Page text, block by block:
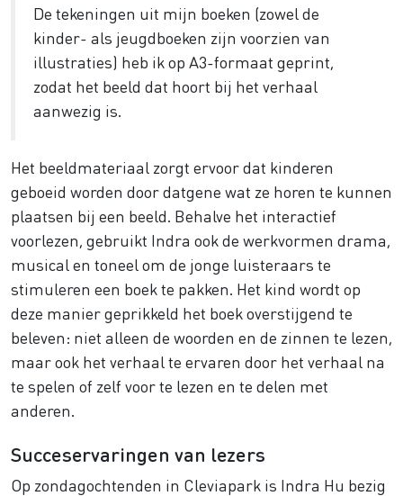
De tekeningen uit mijn boeken (zowel de
kinder- als jeugdboeken zijn voorzien van
illustraties) heb ik op A3-formaat geprint,
zodat het beeld dat hoort bij het verhaal
aanwezig is.
Het beeldmateriaal zorgt ervoor dat kinderen
geboeid worden door datgene wat ze horen te kunnen
plaatsen bij een beeld. Behalve het interactief
voorlezen, gebruikt Indra ook de werkvormen drama,
musical en toneel om de jonge luisteraars te
stimuleren een boek te pakken. Het kind wordt op
deze manier geprikkeld het boek overstijgend te
beleven: niet alleen de woorden en de zinnen te lezen,
maar ook het verhaal te ervaren door het verhaal na
te spelen of zelf voor te lezen en te delen met
anderen.
Succeservaringen van lezers
Op zondagochtenden in Cleviapark is Indra Hu bezig